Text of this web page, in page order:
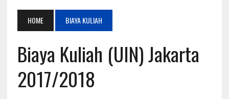
HOME BIAYA KULIAH
Biaya Kuliah (UIN) Jakarta
2017/2018